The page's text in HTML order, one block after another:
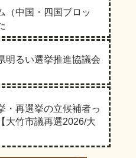
（中国・四国ブロッ
明るい選挙推進協議会
・再選挙の立候補者っ
大竹市議再選2026/大